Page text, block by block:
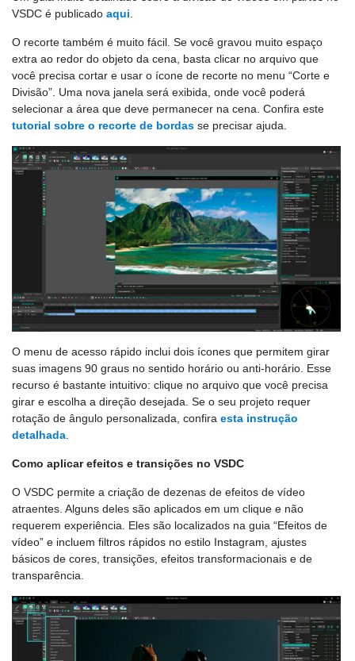
VSDC é publicado aqui
O recorte também é muito fácil. Se você gravou muito espaço
extra ao redor do objeto da cena, basta clicar no arquivo que
você precisa cortar e usar o ícone de recorte no menu “Corte e
Divisão”. Uma nova janela será exibida, onde você poderá
selecionar a área que deve permanecer na cena. Confira este
tutorial sobre o recorte de bordas se precisar ajuda.
O menu de acesso rápido inclui dois ícones que permitem girar
suas imagens 90 graus no sentido horário ou anti-horário. Esse
recurso é bastante intuitivo: clique no arquivo que você precisa
girar e escolha a direção desejada. Se o seu projeto requer
rotação de ângulo personalizada, confira esta instrução
detalhada
Como aplicar efeitos e transições no VSDC
O VSDC permite a criação de dezenas de efeitos de vídeo
atraentes. Alguns deles são aplicados em um clique e não
requerem experiência. Eles são localizados na guia “Efeitos de
vídeo” e incluem filtros rápidos no estilo Instagram, ajustes
básicos de cores, transições, efeitos transformacionais e de
transparência.